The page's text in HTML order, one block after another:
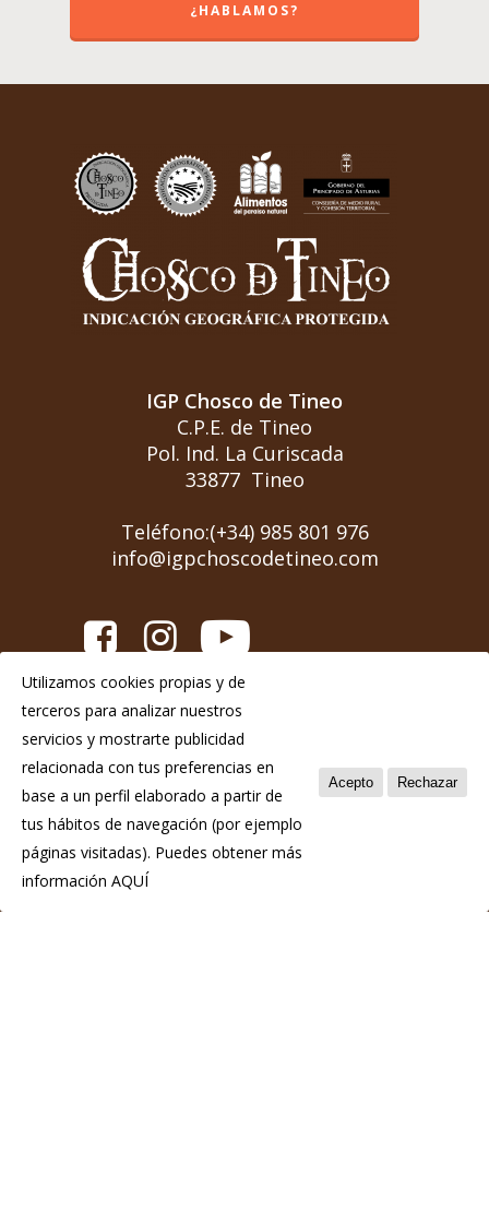
¿HABLAMOS?
IGP Chosco de Tineo
C.P.E. de Tineo
Pol. Ind. La Curiscada
33877 Tineo
Teléfono:(+34) 985 801 976
info@igpchoscodetineo.com
Aviso Legal
Política de privacidad
Política de cookies
Utilizamos cookies propias y de
terceros para analizar nuestros
servicios y mostrarte publicidad
relacionada con tus preferencias en
base a un perfil elaborado a partir de
tus hábitos de navegación (por ejemplo
páginas visitadas). Puedes obtener más
información AQUÍ
Acepto Rechazar